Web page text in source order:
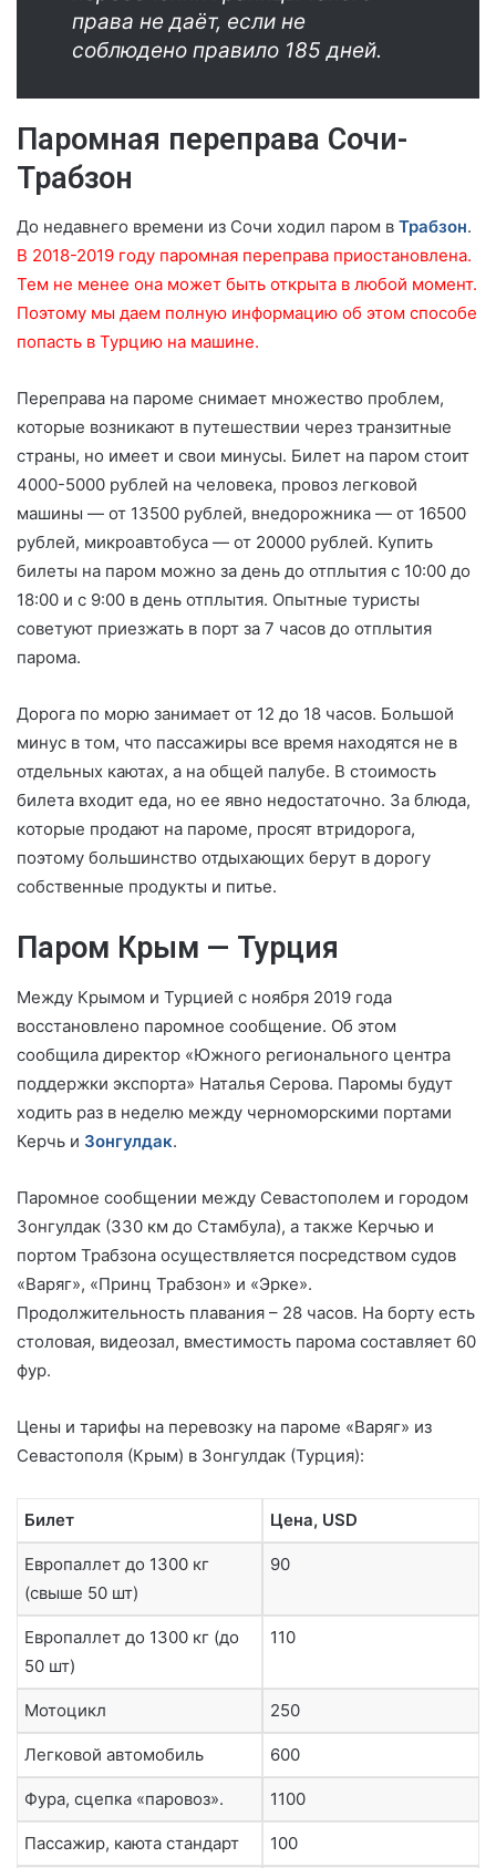
права не даёт, если не
соблюдено правило 185 дней.
Паромная переправа Сочи-
Трабзон
До недавнего времени из Сочи ходил паром в Трабзон.
В 2018-2019 году паромная переправа приостановлена.
Тем не менее она может быть открыта в любой момент.
Поэтому мы даем полную информацию об этом способе
попасть в Турцию на машине.
Переправа на пароме снимает множество проблем,
которые возникают в путешествии через транзитные
страны, но имеет и свои минусы. Билет на паром стоит
4000-5000 рублей на человека, провоз легковой
машины — от 13500 рублей, внедорожника — от 16500
рублей, микроавтобуса — от 20000 рублей. Купить
билеты на паром можно за день до отплытия с 10:00 до
18:00 и с 9:00 в день отплытия. Опытные туристы
советуют приезжать в порт за 7 часов до отплытия
парома.
Дорога по морю занимает от 12 до 18 часов. Большой
минус в том, что пассажиры все время находятся не в
отдельных каютах, а на общей палубе. В стоимость
билета входит еда, но ее явно недостаточно. За блюда,
которые продают на пароме, просят втридорога,
поэтому большинство отдыхающих берут в дорогу
собственные продукты и питье.
Паром Крым — Турция
Между Крымом и Турцией с ноября 2019 года
восстановлено паромное сообщение. Об этом
сообщила директор «Южного регионального центра
поддержки экспорта» Наталья Серова. Паромы будут
ходить раз в неделю между черноморскими портами
Керчь и Зонгулдак.
Паромное сообщении между Севастополем и городом
Зонгулдак (330 км до Стамбула), а также Керчью и
портом Трабзона осуществляется посредством судов
«Варяг», «Принц Трабзон» и «Эрке».
Продолжительность плавания – 28 часов. На борту есть
столовая, видеозал, вместимость парома составляет 60
фур.
Цены и тарифы на перевозку на пароме «Варяг» из
Севастополя (Крым) в Зонгулдак (Турция):
Билет Цена, USD
Европаллет до 1300 кг
(свыше 50 шт)
90
Европаллет до 1300 кг (до
50 шт)
110
Мотоцикл 250
Легковой автомобиль 600
Фура, сцепка «паровоз». 1100
Пассажир, каюта стандарт 100